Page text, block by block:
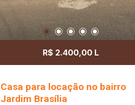
R$ 2.400,00 L
Casa para locação no bairro
Jardim Brasília